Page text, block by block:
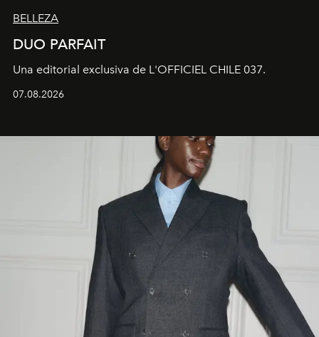
BELLEZA
DUO PARFAIT
Una editorial exclusiva de L'OFFICIEL CHILE 037.
07.08.2026